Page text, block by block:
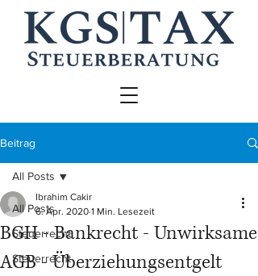
Beitrag
All Posts
Steuerrecht
Steuerrecht
All Posts
BGH - Bankrecht - Unwirksame
AGB - Überziehungsentgelt
Ibrahim Cakir
6. Apr. 2020 1 Min. Lesezeit